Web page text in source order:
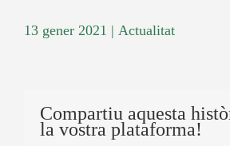
13 gener 2021 | Actualitat
Compartiu aquesta
la vostra plataforma!